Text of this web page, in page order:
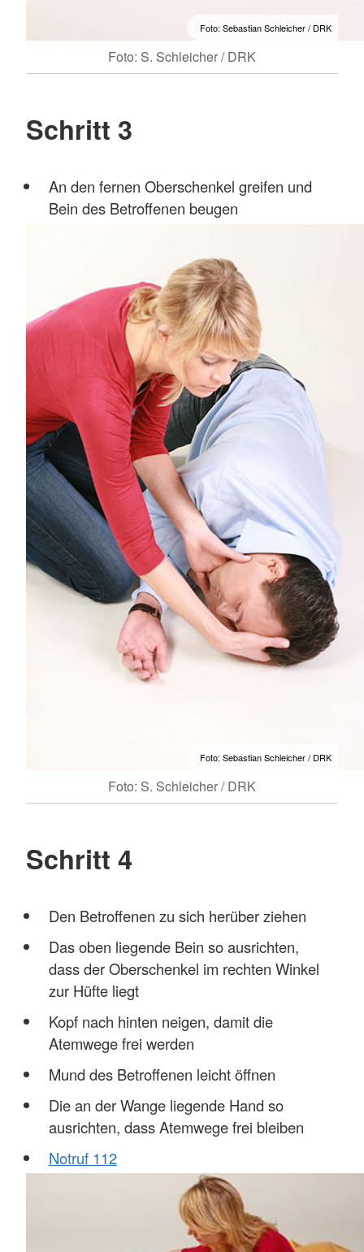
Foto: Sebastian Schleicher / DRK
Foto: S. Schleicher / DRK
Schritt 3
An den fernen Oberschenkel greifen und
Bein des Betroffenen beugen
Foto: Sebastian Schleicher / DRK
Foto: S. Schleicher / DRK
Schritt 4
Den Betroffenen zu sich herüber ziehen
Das oben liegende Bein so ausrichten,
dass der Oberschenkel im rechten Winkel
zur Hüfte liegt
Kopf nach hinten neigen, damit die
Atemwege frei werden
Mund des Betroffenen leicht öffnen
Die an der Wange liegende Hand so
ausrichten, dass Atemwege frei bleiben
Notruf 112